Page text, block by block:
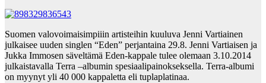
Suomen valovoimaisimpiiin artisteihin kuuluva Jenni Vartiainen
julkaisee uuden singlen “Eden” perjantaina 29.8. Jenni Vartiaisen ja
Jukka Immosen säveltämä Eden-kappale tulee olemaan 3.10.2014
julkaistavalla Terra –albumin spesiaalipainokseksella. Terra-albumi
on myynyt yli 40 000 kappaletta eli tuplaplatinaa.